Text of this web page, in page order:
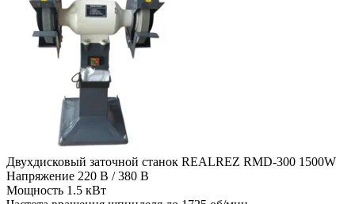
Двухдисковый заточной станок REALREZ RMD-300 1500W
Напряжение 220 В / 380 В
Мощность 1.5 кВт